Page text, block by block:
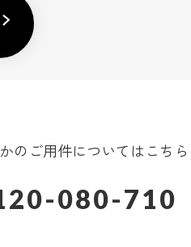
のご用件についてはこちら
080-710